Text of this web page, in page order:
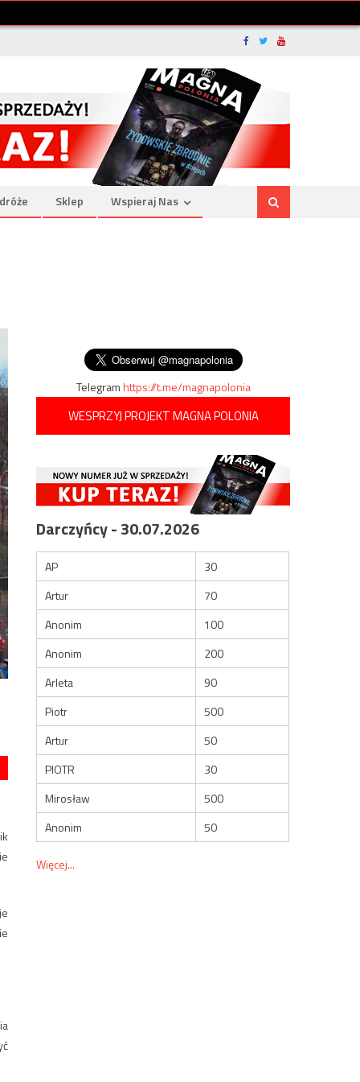
Sklep Wspieraj Nas
Telegramhttps://t.me/magnapolonia
WESPRZYJ PROJEKT MAGNA POLONIA
Darczyńcy - 30.07.2026
AP
30
Artur
70
Anonim
100
Anonim
200
Arleta
90
Piotr
500
Artur
50
PIOTR
30
Mirosław
500
Anonim
50
Więcej...